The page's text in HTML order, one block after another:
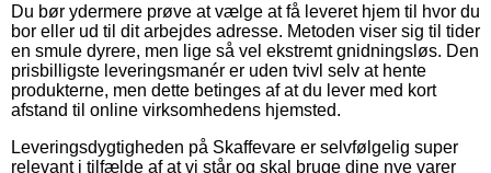
Du bør ydermere prøve at vælge at få leveret hjem til hvor du
bor eller ud til dit arbejdes adresse. Metoden viser sig til tider
en smule dyrere, men lige så vel ekstremt gnidningsløs. Den
prisbilligste leveringsmanér er uden tvivl selv at hente
produkterne, men dette betinges af at du lever med kort
afstand til online virksomhedens hjemsted.
Leveringsdygtigheden på Skaffevare er selvfølgelig super
relevant i tilfælde af at vi står og skal bruge dine nye varer